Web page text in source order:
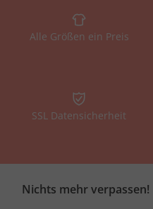
Alle Größen ein Preis
SSL Datensicherheit
Nichts mehr verpassen!